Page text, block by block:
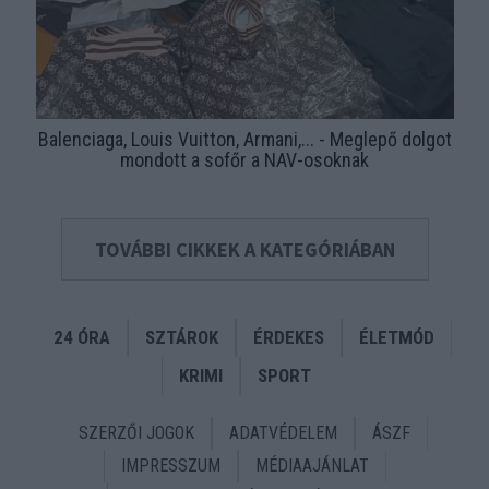
Balenciaga, Louis Vuitton, Armani,... - Meglepő dolgot
mondott a sofőr a NAV-osoknak
TOVÁBBI CIKKEK A KATEGÓRIÁBAN
24 ÓRA SZTÁROK ÉRDEKES
ÉLETMÓD
KRIMI
SPORT
SZERZŐI JOGOK ADATVÉDELEM
ÁSZF
IMPRESSZUM
MÉDIAAJÁNLAT